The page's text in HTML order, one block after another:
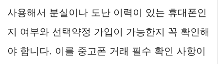
사용해서 분실이나 도난 이력이 있는 휴대폰인
지 여부와 선택약정 가입이 가능한지 꼭 확인해
야 합니다. 이를 중고폰 거래 필수 확인 사항이